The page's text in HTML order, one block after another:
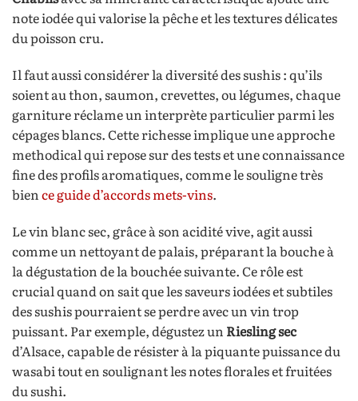
note iodée qui valorise la pêche et les textures délicates
du poisson cru.
Il faut aussi considérer la diversité des sushis : qu’ils
soient au thon, saumon, crevettes, ou légumes, chaque
garniture réclame un interprète particulier parmi les
cépages blancs. Cette richesse implique une approche
methodical qui repose sur des tests et une connaissance
fine des profils aromatiques, comme le souligne très
bien ce guide d’accords mets-vins.
Le vin blanc sec, grâce à son acidité vive, agit aussi
comme un nettoyant de palais, préparant la bouche à
la dégustation de la bouchée suivante. Ce rôle est
crucial quand on sait que les saveurs iodées et subtiles
des sushis pourraient se perdre avec un vin trop
puissant. Par exemple, dégustez un Riesling sec
d’Alsace, capable de résister à la piquante puissance du
wasabi tout en soulignant les notes florales et fruitées
du sushi.